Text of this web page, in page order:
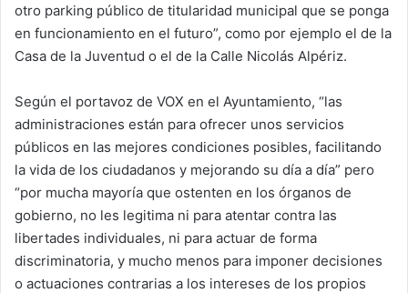
otro parking público de titularidad municipal que se ponga
en funcionamiento en el futuro”, como por ejemplo el de la
Casa de la Juventud o el de la Calle Nicolás Alpériz.
Según el portavoz de VOX en el Ayuntamiento, “las
administraciones están para ofrecer unos servicios
públicos en las mejores condiciones posibles, facilitando
la vida de los ciudadanos y mejorando su día a día” pero
“por mucha mayoría que ostenten en los órganos de
gobierno, no les legitima ni para atentar contra las
libertades individuales, ni para actuar de forma
discriminatoria, y mucho menos para imponer decisiones
o actuaciones contrarias a los intereses de los propios